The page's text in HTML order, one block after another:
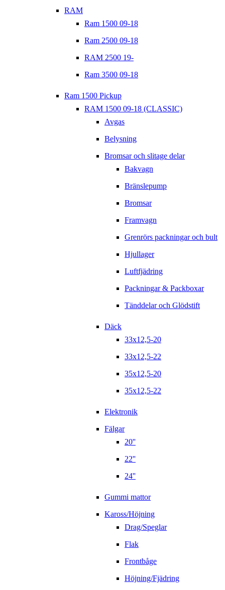
RAM
Ram 1500 09-18
Ram 2500 09-18
RAM 2500 19-
Ram 3500 09-18
Ram 1500 Pickup
RAM 1500 09-18 (CLASSIC)
Avgas
Belysning
Bromsar och slitage delar
Bakvagn
Bränslepump
Bromsar
Framvagn
Grenrörs packningar och bult
Hjullager
Luftfjädring
Packningar & Packboxar
Tänddelar och Glödstift
Däck
33x12,5-20
33x12,5-22
35x12,5-20
35x12,5-22
Elektronik
Fälgar
20''
22''
24''
Gummi mattor
Kaross/Höjning
Drag/Speglar
Flak
Frontbåge
Höjning/Fjädring